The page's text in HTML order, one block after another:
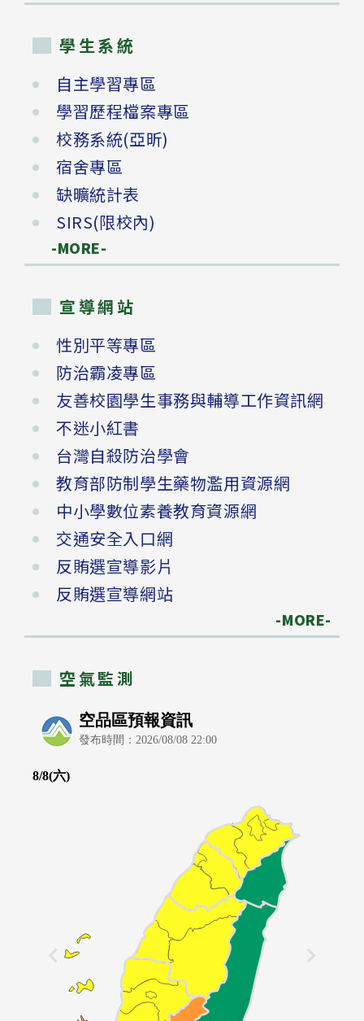
學生系統
自主學習專區
學習歷程檔案專區
校務系統(亞昕)
宿舍專區
缺曠統計表
SIRS(限校內)
-MORE-
宣導網站
性別平等專區
防治霸凌專區
友善校園學生事務與輔導工作資訊網
不迷小紅書
台灣自殺防治學會
教育部防制學生藥物濫用資源網
中小學數位素養教育資源網
交通安全入口網
反賄選宣導影片
反賄選宣導網站
-MORE-
空氣監測